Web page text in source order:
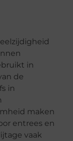
in
de
in
maken
entrees en
vaak